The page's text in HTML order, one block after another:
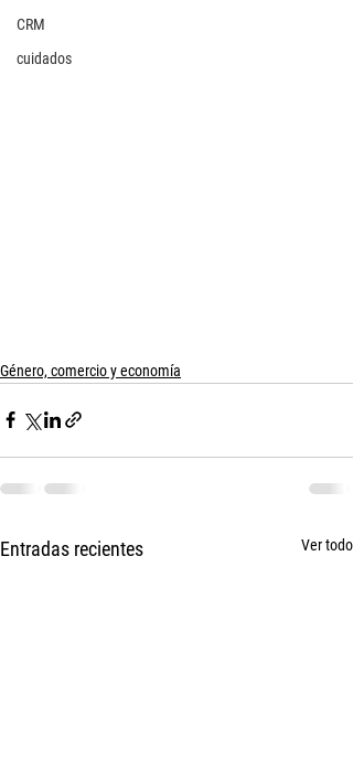
CRM
cuidados
Género, comercio y economía
Entradas recientes Ver todo